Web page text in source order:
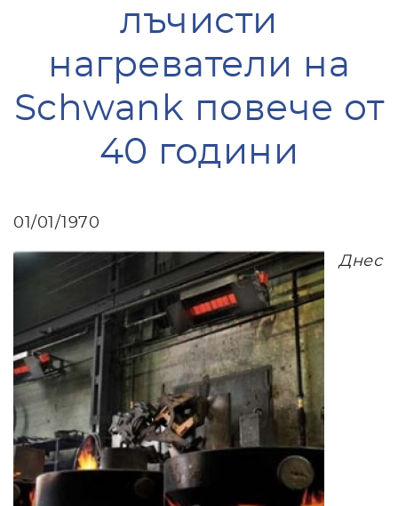
лъчисти
нагреватели на
Schwank повече от
40 години
01/01/1970
Днес